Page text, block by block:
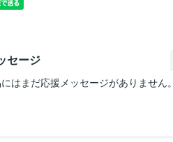
セージ
にはまだ応援メッセージがありませ